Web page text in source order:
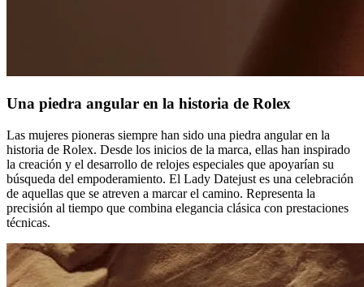
Una piedra angular en la historia de Rolex
Las mujeres pioneras siempre han sido una piedra angular en la
historia de Rolex. Desde los inicios de la marca, ellas han inspirado
la creación y el desarrollo de relojes especiales que apoyarían su
búsqueda del empoderamiento. El Lady Datejust es una celebración
de aquellas que se atreven a marcar el camino. Representa la
precisión al tiempo que combina elegancia clásica con prestaciones
técnicas.